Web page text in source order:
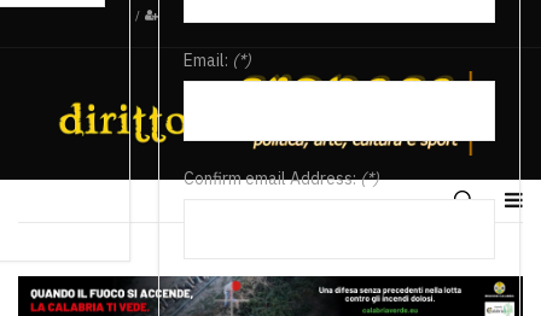
/
Email: (*)
Confirm email Address:(*)